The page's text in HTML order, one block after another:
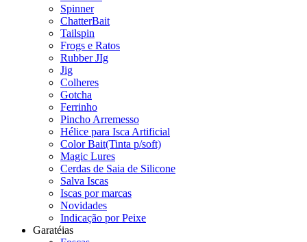
Spinner
ChatterBait
Tailspin
Frogs e Ratos
Rubber JIg
Jig
Colheres
Gotcha
Ferrinho
Pincho Arremesso
Hélice para Isca Artificial
Color Bait(Tinta p/soft)
Magic Lures
Cerdas de Saia de Silicone
Salva Iscas
Iscas por marcas
Novidades
Indicação por Peixe
Garatéias